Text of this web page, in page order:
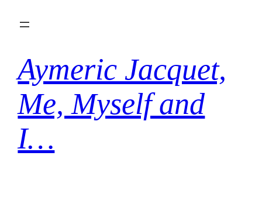
Aymeric Jacquet,
Me, Myself and
I…